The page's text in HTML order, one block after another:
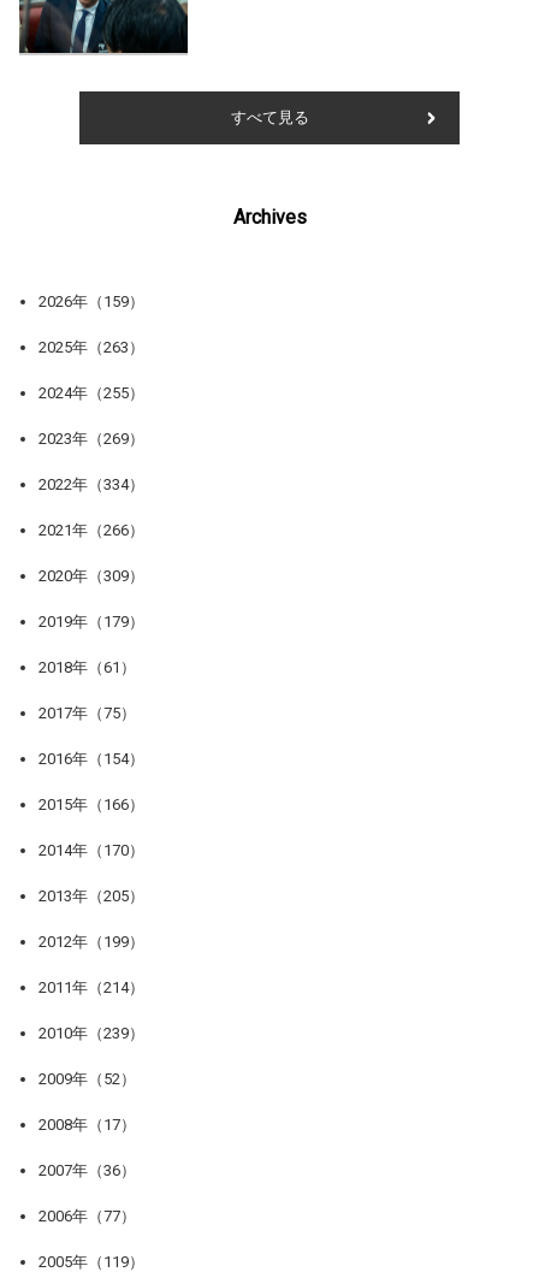
すべて見る
Archives
2026年（159）
2025年（263）
2024年（255）
2023年（269）
2022年（334）
2021年（266）
2020年（309）
2019年（179）
2018年（61）
2017年（75）
2016年（154）
2015年（166）
2014年（170）
2013年（205）
2012年（199）
2011年（214）
2010年（239）
2009年（52）
2008年（17）
2007年（36）
2006年（77）
2005年（119）